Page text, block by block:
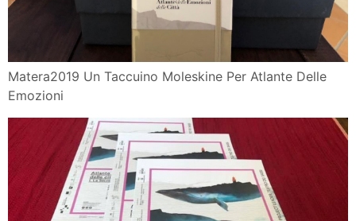
Matera2019 Un Taccuino Moleskine Per Atlante Delle
Emozioni